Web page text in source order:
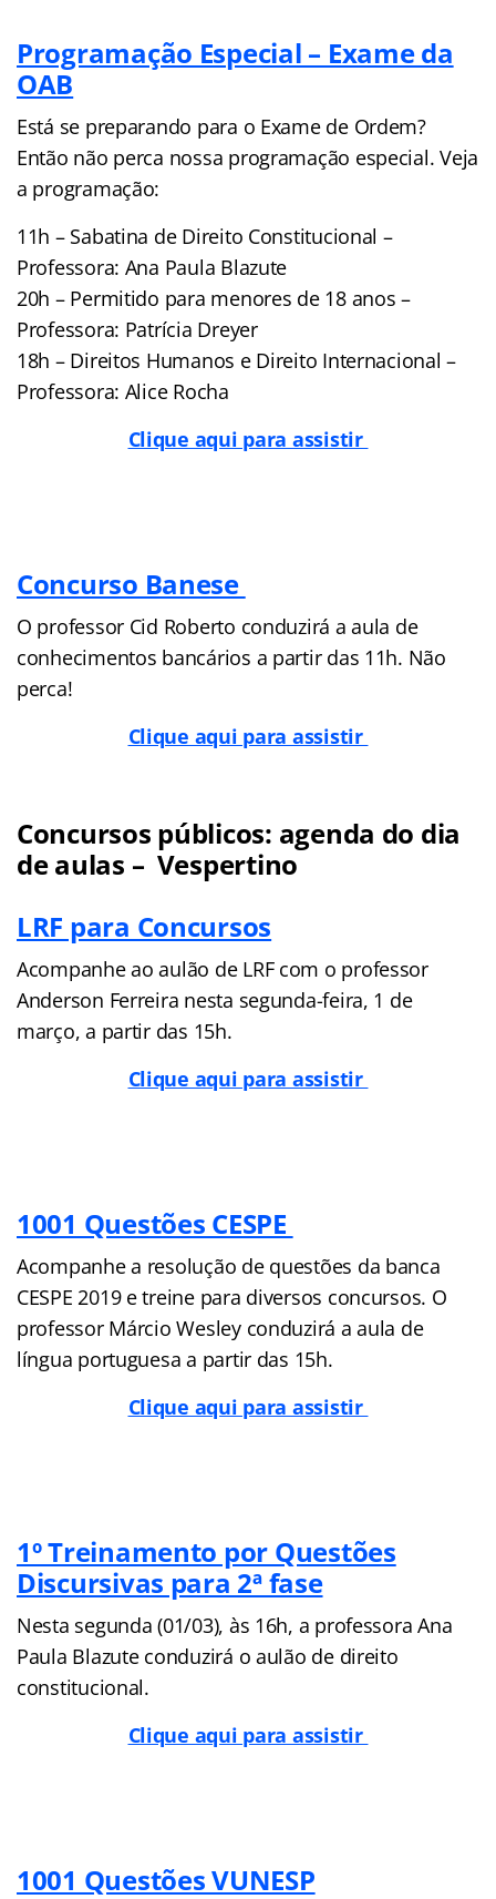
Programação Especial – Exame da
OAB
Está se preparando para o Exame de Ordem?
Então não perca nossa programação especial. Veja
a programação:
11h – Sabatina de Direito Constitucional –
Professora: Ana Paula Blazute
20h – Permitido para menores de 18 anos –
Professora: Patrícia Dreyer
18h – Direitos Humanos e Direito Internacional –
Professora: Alice Rocha
Clique aqui para assistir
Concurso Banese
O professor Cid Roberto conduzirá a aula de
conhecimentos bancários a partir das 11h. Não
perca!
Clique aqui para assistir
Concursos públicos: agenda do dia
de aulas – Vespertino
LRF para Concursos
Acompanhe ao aulão de LRF com o professor
Anderson Ferreira nesta segunda-feira, 1 de
março, a partir das 15h.
Clique aqui para assistir
1001 Questões CESPE
Acompanhe a resolução de questões da banca
CESPE 2019 e treine para diversos concursos. O
professor Márcio Wesley conduzirá a aula de
língua portuguesa a partir das 15h.
Clique aqui para assistir
1º Treinamento por Questões
Discursivas para 2ª fase
Nesta segunda (01/03), às 16h, a professora Ana
Paula Blazute conduzirá o aulão de direito
constitucional.
Clique aqui para assistir
1001 Questões VUNESP